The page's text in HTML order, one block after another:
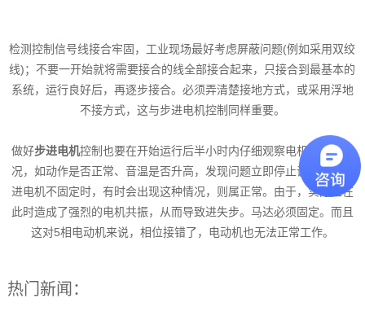
检测控制信号线接合牢固，工业现场最好考虑屏蔽问题(例如采用双绞
线)；不要一开始就将需要接合的线全部接合起来，只接合到最基本的
系统，运行良好后，再逐步接合。必须弄清楚接地方式，或采用浮地
不接方式，这与步进电机控制同样重要。
做好步进电机控制也要在开始运行后半小时内仔细观察电机的运行状
况，如动作是否正常、音温是否升高，发现问题立即停止调整。当步
进电机不固定时，有时会出现这种情况，则属正常。由于，实际上在
此时造成了强烈的电机共振，从而导致进失步。马达必须固定。而且
这对5相电动机来说，相位接错了，电动机也无法正常工作。
热门新闻：